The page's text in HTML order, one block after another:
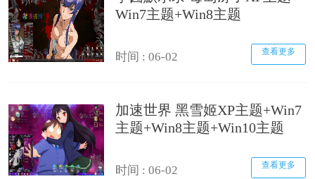
Win7主题+Win8主题
时间 : 06-02 查看更多
加速世界 黑雪姬XP主题+Win7
主题+Win8主题+Win10主题
时间 : 06-02 查看更多